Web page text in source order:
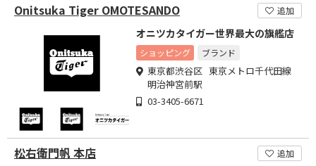
Onitsuka Tiger OMOTESANDO 追加
オニツカタイガー世界最大の旗艦店
ショッピング ブランド
東京都渋谷区 東京メトロ千代田線
明治神宮前駅
03-3405-6671
松右衛門帆 本店 追加